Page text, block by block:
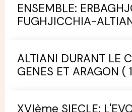
ENSEMBLE:
FUGHJICCHIA-
ALTIANI DURANT LE
GENES ET ARAGON (
XVIème SIECLE: